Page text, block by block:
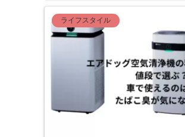
ライフスタイル